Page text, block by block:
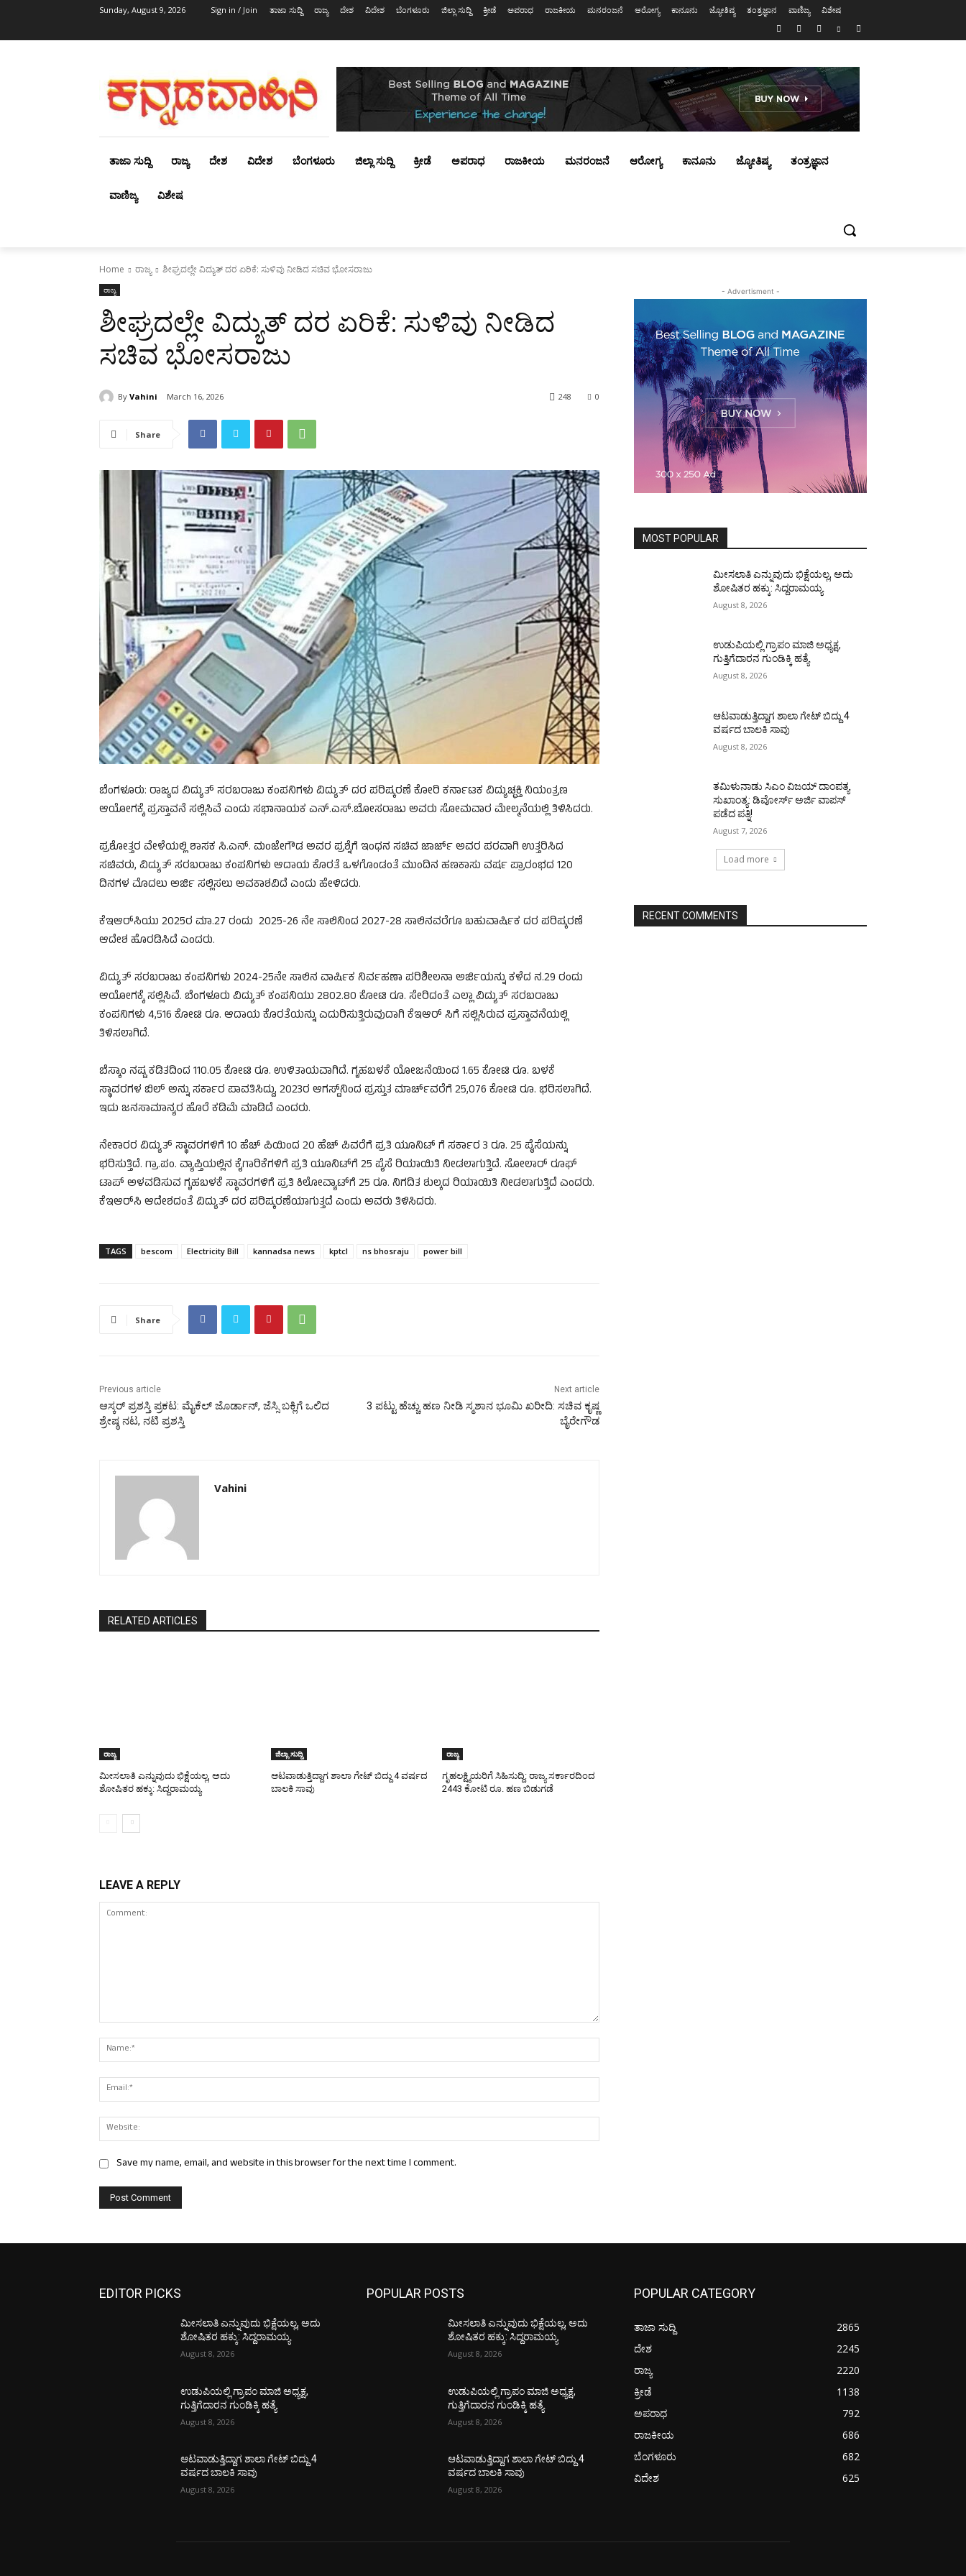
Sunday, August 9, 2026 Sign in / Join ತಾಜಾ ಸುದ್ದಿ ರಾಜ್ಯ ದೇಶ ವಿದೇಶ ಬೆಂಗಳೂರು ಜಿಲ್ಲಾ ಸುದ್ದಿ ಕ್ರೀಡೆ ಅಪರಾಧ ರಾಜಕೀಯ ಮನರಂಜನೆ ಆರೋಗ್ಯ ಕಾನೂನು ಜ್ಯೋತಿಷ್ಯ ತಂತ್ರಜ್ಞಾನ ವಾಣಿಜ್ಯ ವಿಶೇಷ
ತಾಜಾ ಸುದ್ದಿ ರಾಜ್ಯ ದೇಶ ವಿದೇಶ ಬೆಂಗಳೂರು ಜಿಲ್ಲಾ ಸುದ್ದಿ ಕ್ರೀಡೆ ಅಪರಾಧ ರಾಜಕೀಯ ಮನರಂಜನೆ ಆರೋಗ್ಯ ಕಾನೂನು ಜ್ಯೋತಿಷ್ಯ ತಂತ್ರಜ್ಞಾನ
ವಾಣಿಜ್ಯ ವಿಶೇಷ
Home ರಾಜ್ಯ ಶೀಘ್ರದಲ್ಲೇ ವಿದ್ಯುತ್ ದರ ಏರಿಕೆ: ಸುಳಿವು ನೀಡಿದ ಸಚಿವ ಭೋಸರಾಜು
ರಾಜ್ಯ
ಶೀಘ್ರದಲ್ಲೇ ವಿದ್ಯುತ್ ದರ ಏರಿಕೆ: ಸುಳಿವು ನೀಡಿದ
ಸಚಿವ ಭೋಸರಾಜು
By Vahini March 16, 2026 0
248
Share
ಬೆಂಗಳೂರು: ರಾಜ್ಯದ ವಿದ್ಯುತ್ ಸರಬರಾಜು ಕಂಪನಿಗಳು ವಿದ್ಯುತ್ ದರ ಪರಿಷ್ಕರಣೆ ಕೋರಿ ಕರ್ನಾಟಕ ವಿದ್ಯುಚ್ಛಕ್ತಿ ನಿಯಂತ್ರಣ
ಆಯೋಗಕ್ಕೆ ಪ್ರಸ್ತಾವನೆ ಸಲ್ಲಿಸಿವೆ ಎಂದು ಸಭಾನಾಯಕ ಎನ್.ಎಸ್.ಬೋಸರಾಜು ಅವರು ಸೋಮವಾರ ಮೇಲ್ಮನೆಯಲ್ಲಿ ತಿಳಿಸಿದರು.
ಪ್ರಶೋತ್ತರ ವೇಳೆಯಲ್ಲಿ ಶಾಸಕ ಸಿ.ಎನ್. ಮಂಜೇಗೌಡ ಅವರ ಪ್ರಶ್ನೆಗೆ ಇಂಧನ ಸಚಿವ ಜಾರ್ಜ್ ಅವರ ಪರವಾಗಿ ಉತ್ತರಿಸಿದ
ಸಚಿವರು, ವಿದ್ಯುತ್ ಸರಬರಾಜು ಕಂಪನಿಗಳು ಆದಾಯ ಕೊರತೆ ಒಳಗೊಂಡಂತೆ ಮುಂದಿನ ಹಣಕಾಸು ವರ್ಷ ಪ್ರಾರಂಭದ 120
ದಿನಗಳ ಮೊದಲು ಅರ್ಜಿ ಸಲ್ಲಿಸಲು ಅವಕಾಶವಿದೆ ಎಂದು ಹೇಳಿದರು.
ಕೆಇಆರ್‌ಸಿಯು 2025ರ ಮಾ.27 ರಂದು 2025-26 ನೇ ಸಾಲಿನಿಂದ 2027-28 ಸಾಲಿನವರೆಗೂ ಬಹುವಾರ್ಷಿಕ ದರ ಪರಿಷ್ಕರಣೆ
ಆದೇಶ ಹೊರಡಿಸಿದೆ ಎಂದರು.
ವಿದ್ಯುತ್ ಸರಬರಾಜು ಕಂಪನಿಗಳು 2024-25ನೇ ಸಾಲಿನ ವಾರ್ಷಿಕ ನಿರ್ವಹಣಾ ಪರಿಶೀಲನಾ ಅರ್ಜಿಯನ್ನು ಕಳೆದ ನ.29 ರಂದು
ಆಯೋಗಕ್ಕೆ ಸಲ್ಲಿಸಿವೆ. ಬೆಂಗಳೂರು ವಿದ್ಯುತ್ ಕಂಪನಿಯು 2802.80 ಕೋಟಿ ರೂ. ಸೇರಿದಂತೆ ಎಲ್ಲಾ ವಿದ್ಯುತ್ ಸರಬರಾಜು
ಕಂಪನಿಗಳು 4,516 ಕೋಟಿ ರೂ. ಆದಾಯ ಕೊರತೆಯನ್ನು ಎದುರಿಸುತ್ತಿರುವುದಾಗಿ ಕೆಇಆರ್ ಸಿಗೆ ಸಲ್ಲಿಸಿರುವ ಪ್ರಸ್ತಾವನೆಯಲ್ಲಿ
ತಿಳಿಸಲಾಗಿದೆ.
ಬೆಸ್ಕಾಂ ನಷ್ಟ ಕಡಿತದಿಂದ 110.05 ಕೋಟಿ ರೂ. ಉಳಿತಾಯವಾಗಿದೆ. ಗೃಹಬಳಕೆ ಯೋಜನೆಯಿಂದ 1.65 ಕೋಟಿ ರೂ. ಬಳಕೆ
ಸ್ಥಾವರಗಳ ಬಿಲ್ ಅನ್ನು ಸರ್ಕಾರ ಪಾವತಿಸಿದ್ದು, 2023ರ ಆಗಸ್ಟ್‌ನಿಂದ ಪ್ರಸ್ತುತ ಮಾರ್ಚ್‌ವರೆಗೆ 25,076 ಕೋಟಿ ರೂ. ಭರಿಸಲಾಗಿದೆ.
ಇದು ಜನಸಾಮಾನ್ಯರ ಹೊರೆ ಕಡಿಮೆ ಮಾಡಿದೆ ಎಂದರು.
ನೇಕಾರರ ವಿದ್ಯುತ್ ಸ್ಥಾವರಗಳಿಗೆ 10 ಹೆಚ್ ಪಿಯಿಂದ 20 ಹೆಚ್ ಪಿವರೆಗೆ ಪ್ರತಿ ಯೂನಿಟ್ ಗೆ ಸರ್ಕಾರ 3 ರೂ. 25 ಪೈಸೆಯನ್ನು
ಭರಿಸುತ್ತಿದೆ. ಗ್ರಾ.ಪಂ. ವ್ಯಾಪ್ತಿಯಲ್ಲಿನ ಕೈಗಾರಿಕೆಗಳಿಗೆ ಪ್ರತಿ ಯೂನಿಟ್‌ಗೆ 25 ಪೈಸೆ ರಿಯಾಯಿತಿ ನೀಡಲಾಗುತ್ತಿದೆ. ಸೋಲಾರ್ ರೂಫ್
ಟಾಪ್ ಅಳವಡಿಸುವ ಗೃಹಬಳಕೆ ಸ್ಥಾವರಗಳಿಗೆ ಪ್ರತಿ ಕಿಲೋವ್ಯಾಟ್‌ಗೆ 25 ರೂ. ನಿಗದಿತ ಶುಲ್ಕದ ರಿಯಾಯಿತಿ ನೀಡಲಾಗುತ್ತಿದೆ ಎಂದರು.
ಕೆಇಆರ್‌ಸಿ ಆದೇಶದಂತೆ ವಿದ್ಯುತ್ ದರ ಪರಿಷ್ಕರಣೆಯಾಗುತ್ತದೆ ಎಂದು ಅವರು ತಿಳಿಸಿದರು.
TAGS bescom Electricity Bill kannadsa news kptcl ns bhosraju power bill
Share
Previous article
ಆಸ್ಕರ್ ಪ್ರಶಸ್ತಿ ಪ್ರಕಟ: ಮೈಕೆಲ್ ಜೊರ್ಡಾನ್, ಜೆಸ್ಸಿ ಬಕ್ಲಿಗೆ ಒಲಿದ
ಶ್ರೇಷ್ಠ ನಟ, ನಟಿ ಪ್ರಶಸ್ತಿ
Next article
3 ಪಟ್ಟು ಹೆಚ್ಚು ಹಣ ನೀಡಿ ಸ್ಮಶಾನ ಭೂಮಿ ಖರೀದಿ: ಸಚಿವ ಕೃಷ್ಣ
ಬೈರೇಗೌಡ
Vahini
RELATED ARTICLES
ರಾಜ್ಯ
ಮೀಸಲಾತಿ ಎನ್ನುವುದು ಭಿಕ್ಷೆಯಲ್ಲ, ಅದು
ಶೋಷಿತರ ಹಕ್ಕು: ಸಿದ್ದರಾಮಯ್ಯ
ಜಿಲ್ಲಾ ಸುದ್ದಿ
ಆಟವಾಡುತ್ತಿದ್ದಾಗ ಶಾಲಾ ಗೇಟ್‌ ಬಿದ್ದು 4 ವರ್ಷದ
ಬಾಲಕಿ ಸಾವು
ರಾಜ್ಯ
ಗೃಹಲಕ್ಷ್ಮಿಯರಿಗೆ ಸಿಹಿಸುದ್ದಿ: ರಾಜ್ಯ ಸರ್ಕಾರದಿಂದ
2443 ಕೋಟಿ ರೂ. ಹಣ ಬಿಡುಗಡೆ
LEAVE A REPLY
Save my name, email, and website in this browser for the next time I comment.
- Advertisment -
MOST POPULAR
ಮೀಸಲಾತಿ ಎನ್ನುವುದು ಭಿಕ್ಷೆಯಲ್ಲ, ಅದು
ಶೋಷಿತರ ಹಕ್ಕು: ಸಿದ್ದರಾಮಯ್ಯ
August 8, 2026
ಉಡುಪಿಯಲ್ಲಿ ಗ್ರಾಪಂ ಮಾಜಿ ಅಧ್ಯಕ್ಷ,
ಗುತ್ತಿಗೆದಾರನ ಗುಂಡಿಕ್ಕಿ ಹತ್ಯೆ
August 8, 2026
ಆಟವಾಡುತ್ತಿದ್ದಾಗ ಶಾಲಾ ಗೇಟ್‌ ಬಿದ್ದು 4
ವರ್ಷದ ಬಾಲಕಿ ಸಾವು
August 8, 2026
ತಮಿಳುನಾಡು ಸಿಎಂ ವಿಜಯ್‌ ದಾಂಪತ್ಯ
ಸುಖಾಂತ್ಯ: ಡಿವೋರ್ಸ್‌ ಅರ್ಜಿ ವಾಪಸ್‌
ಪಡೆದ ಪತ್ನಿ!
August 7, 2026
Load more
RECENT COMMENTS
EDITOR PICKS
ಮೀಸಲಾತಿ ಎನ್ನುವುದು ಭಿಕ್ಷೆಯಲ್ಲ, ಅದು
ಶೋಷಿತರ ಹಕ್ಕು: ಸಿದ್ದರಾಮಯ್ಯ
August 8, 2026
ಉಡುಪಿಯಲ್ಲಿ ಗ್ರಾಪಂ ಮಾಜಿ ಅಧ್ಯಕ್ಷ,
ಗುತ್ತಿಗೆದಾರನ ಗುಂಡಿಕ್ಕಿ ಹತ್ಯೆ
August 8, 2026
ಆಟವಾಡುತ್ತಿದ್ದಾಗ ಶಾಲಾ ಗೇಟ್‌ ಬಿದ್ದು 4
ವರ್ಷದ ಬಾಲಕಿ ಸಾವು
August 8, 2026
POPULAR POSTS
ಮೀಸಲಾತಿ ಎನ್ನುವುದು ಭಿಕ್ಷೆಯಲ್ಲ, ಅದು
ಶೋಷಿತರ ಹಕ್ಕು: ಸಿದ್ದರಾಮಯ್ಯ
August 8, 2026
ಉಡುಪಿಯಲ್ಲಿ ಗ್ರಾಪಂ ಮಾಜಿ ಅಧ್ಯಕ್ಷ,
ಗುತ್ತಿಗೆದಾರನ ಗುಂಡಿಕ್ಕಿ ಹತ್ಯೆ
August 8, 2026
ಆಟವಾಡುತ್ತಿದ್ದಾಗ ಶಾಲಾ ಗೇಟ್‌ ಬಿದ್ದು 4
ವರ್ಷದ ಬಾಲಕಿ ಸಾವು
August 8, 2026
POPULAR CATEGORY
ತಾಜಾ ಸುದ್ದಿ
2865
ದೇಶ
2245
ರಾಜ್ಯ
2220
ಕ್ರೀಡೆ
1138
ಅಪರಾಧ
792
ರಾಜಕೀಯ
686
ಬೆಂಗಳೂರು
682
ವಿದೇಶ
625